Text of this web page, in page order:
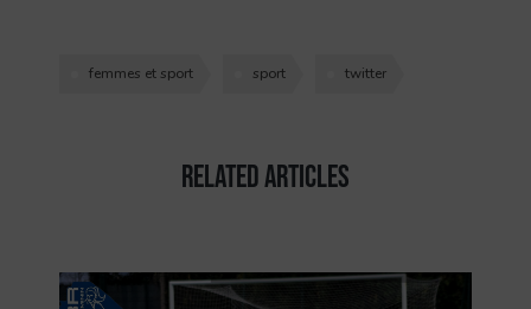
femmes et sport sport twitter
Related Articles